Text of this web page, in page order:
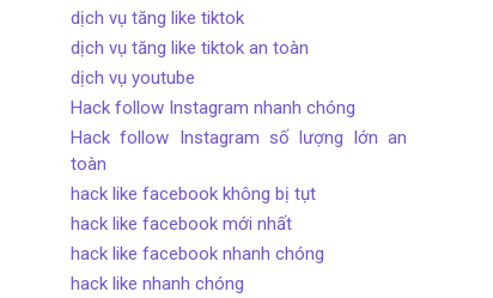
dịch vụ tăng like tiktok
dịch vụ tăng like tiktok an toàn
dịch vụ youtube
Hack follow Instagram nhanh chóng
Hack follow Instagram số lượng lớn an
toàn
hack like facebook không bị tụt
hack like facebook mới nhất
hack like facebook nhanh chóng
hack like nhanh chóng